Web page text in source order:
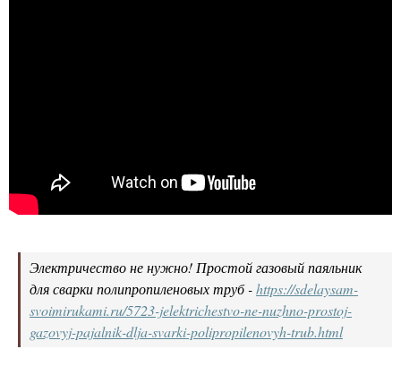
Электричество не нужно! Простой газовый паяльник
для сварки полипропиленовых труб -https://sdelaysam-
svoimirukami.ru/5723-jelektrichestvo-ne-nuzhno-prostoj-
gazovyj-pajalnik-dlja-svarki-polipropilenovyh-trub.html